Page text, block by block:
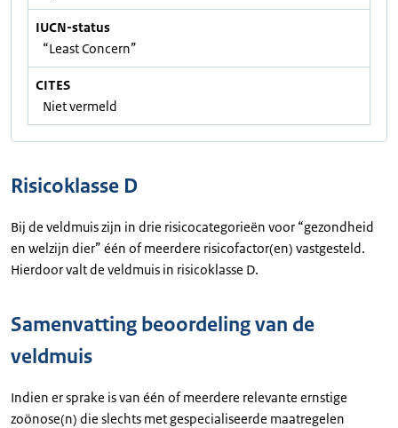
IUCN-status
“Least Concern”
CITES
Niet vermeld
Risicoklasse D
Bij de veldmuis zijn in drie risicocategorieën voor “gezondheid
en welzijn dier” één of meerdere risicofactor(en) vastgesteld.
Hierdoor valt de veldmuis in risicoklasse D.
Samenvatting beoordeling van de
veldmuis
Indien er sprake is van één of meerdere relevante ernstige
zoönose(n) die slechts met gespecialiseerde maatregelen